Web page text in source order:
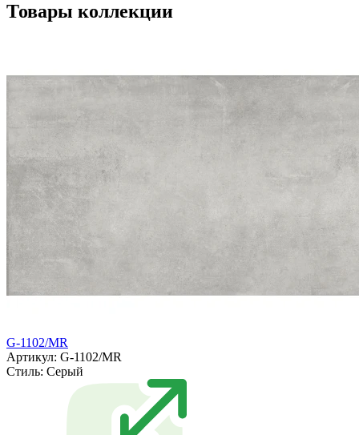
Товары коллекции
G-1102/MR
Артикул: G-1102/MR
Стиль: Серый